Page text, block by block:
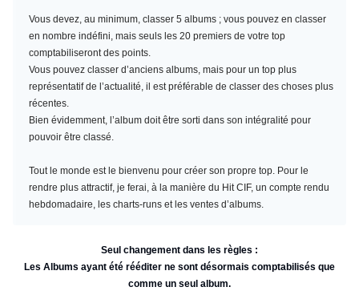
Vous devez, au minimum, classer 5 albums ; vous pouvez en classer
en nombre indéfini, mais seuls les 20 premiers de votre top
comptabiliseront des points.
Vous pouvez classer d’anciens albums, mais pour un top plus
représentatif de l’actualité, il est préférable de classer des choses plus
récentes.
Bien évidemment, l’album doit être sorti dans son intégralité pour
pouvoir être classé.
Tout le monde est le bienvenu pour créer son propre top. Pour le
rendre plus attractif, je ferai, à la manière du Hit CIF, un compte rendu
hebdomadaire, les charts-runs et les ventes d’albums.
Seul changement dans les règles :
Les Albums ayant été rééditer ne sont désormais comptabilisés que
comme un seul album.